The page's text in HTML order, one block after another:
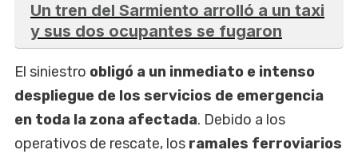
Un tren del Sarmiento arrolló a un taxi
y sus dos ocupantes se fugaron
El siniestro obligó a un inmediato e intenso
despliegue de los servicios de emergencia
en toda la zona afectada. Debido a los
operativos de rescate, los ramales ferroviarios